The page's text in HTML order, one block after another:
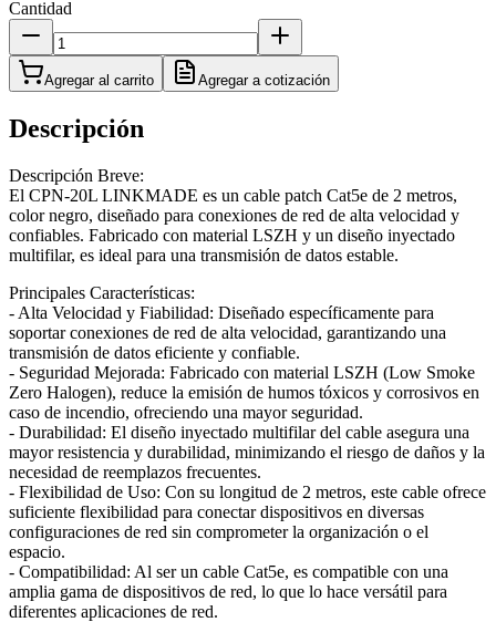
Cantidad
Agregar al carrito Agregar a cotización
Descripción
Descripción Breve:
El CPN-20L LINKMADE es un cable patch Cat5e de 2 metros,
color negro, diseñado para conexiones de red de alta velocidad y
confiables. Fabricado con material LSZH y un diseño inyectado
multifilar, es ideal para una transmisión de datos estable.
Principales Características:
- Alta Velocidad y Fiabilidad: Diseñado específicamente para
soportar conexiones de red de alta velocidad, garantizando una
transmisión de datos eficiente y confiable.
- Seguridad Mejorada: Fabricado con material LSZH (Low Smoke
Zero Halogen), reduce la emisión de humos tóxicos y corrosivos en
caso de incendio, ofreciendo una mayor seguridad.
- Durabilidad: El diseño inyectado multifilar del cable asegura una
mayor resistencia y durabilidad, minimizando el riesgo de daños y la
necesidad de reemplazos frecuentes.
- Flexibilidad de Uso: Con su longitud de 2 metros, este cable ofrece
suficiente flexibilidad para conectar dispositivos en diversas
configuraciones de red sin comprometer la organización o el
espacio.
- Compatibilidad: Al ser un cable Cat5e, es compatible con una
amplia gama de dispositivos de red, lo que lo hace versátil para
diferentes aplicaciones de red.